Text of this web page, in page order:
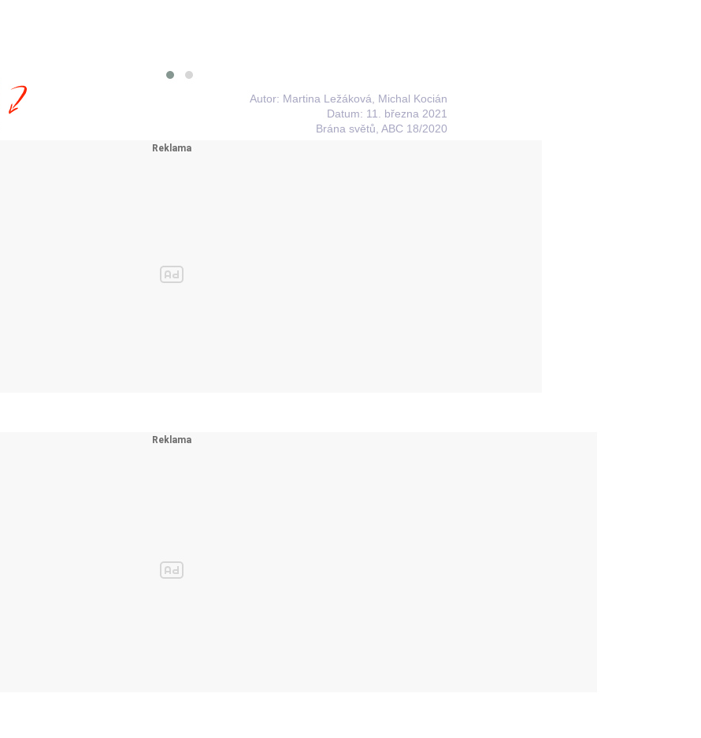
Autor: Martina Ležáková, Michal Kocián
Datum: 11. března 2021
Brána světů, ABC 18/2020